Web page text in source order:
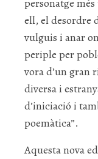
personatge
ell, el desordre
vulguis i anar
periple per
vora d’un gran
diversa i
d’iniciació i
poemàtica”.
Aquesta nova